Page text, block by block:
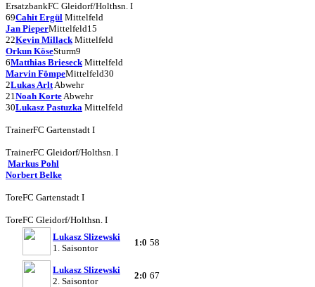
ErsatzbankFC Gleidorf/Holthsn. I
69Cahit Ergül Mittelfeld
Jan PieperMittelfeld15
22Kevin Millack Mittelfeld
Orkun KöseSturm9
6Matthias Brieseck Mittelfeld
Marvin FömpeMittelfeld30
2Lukas ArltAbwehr
21Noah KorteAbwehr
30Lukasz Pastuzka Mittelfeld
TrainerFC Gartenstadt I
TrainerFC Gleidorf/Holthsn. I
Markus Pohl
Norbert Belke
ToreFC Gartenstadt I
ToreFC Gleidorf/Holthsn. I
Lukasz Slizewski
1. Saisontor
1:0 58
Lukasz Slizewski
2. Saisontor
2:0 67